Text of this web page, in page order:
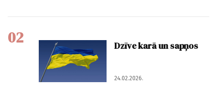
02 Dzīve karā un sapņos
24.02.2026.